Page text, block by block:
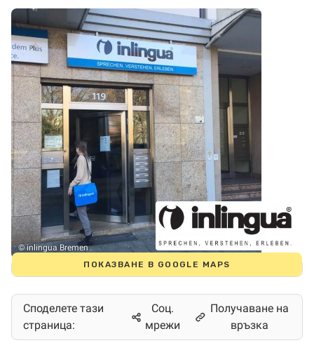
© inlingua Bremen
ПОКАЗВАНЕ В GOOGLE MAPS
Споделете тази
страница:
Соц.
мрежи
Получаване на
връзка